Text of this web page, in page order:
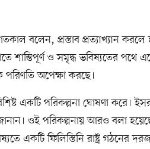
বলেন, প্রস্তাব প্রত্যাখ্যান করলে
শান্তিপূর্ণ ও সমৃদ্ধ ভবিষ্যতের পথে
পরিণতি অপেক্ষা করছে।
একটি পরিকল্পনা ঘোষণা করে।
জানান। ওই পরিকল্পনায় আরও বলা
একটি ফিলিস্তিনি রাষ্ট্র গঠনের